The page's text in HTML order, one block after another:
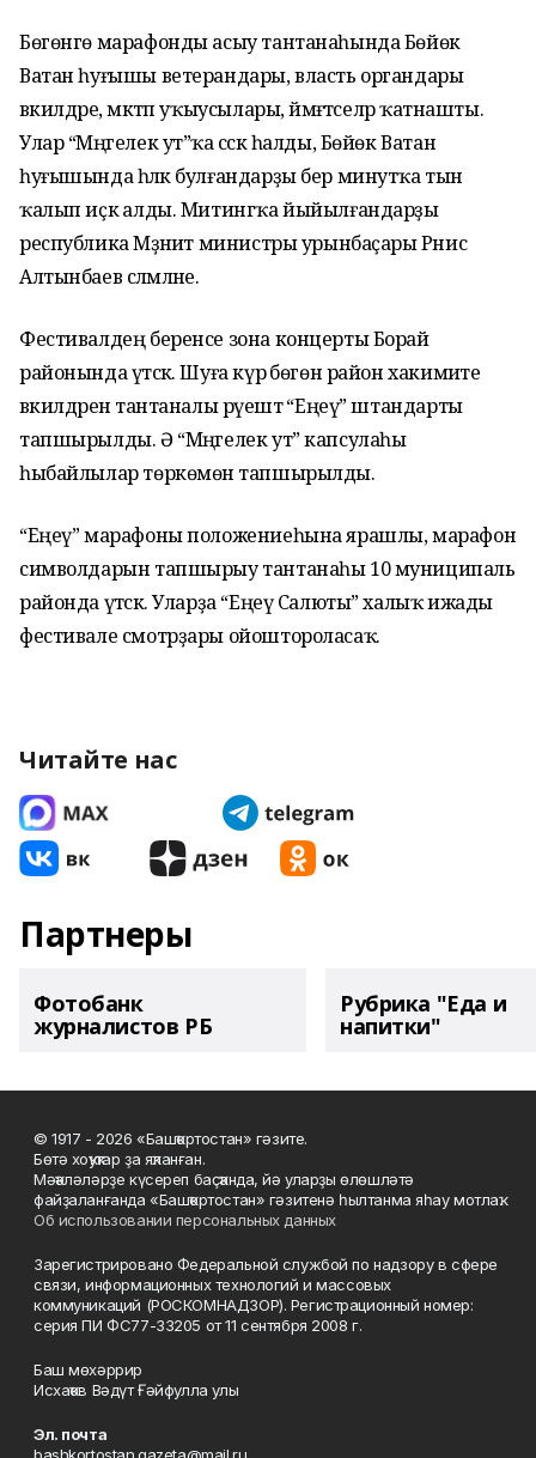
Бөгөнгө марафонды асыу тантанаһында Бөйөк
Ватан һуғышы ветерандары, власть органдары
вәкилдәре, мәктәп уҡыусылары, йәмәғәтселәр ҡатнашты.
Улар “Мәңгелек ут”ҡа сәскә һалды, Бөйөк Ватан
һуғышында һәләк булғандарҙы бер минутҡа тын
ҡалып иҫкә алды. Митингҡа йыйылғандарҙы
республика Мәҙәниәт министры урынбаҫары Рәнис
Алтынбаев сәләмләне.
Фестивалдең беренсе зона концерты Борай
районында үтәсәк. Шуға күрә бөгөн район хакимиәте
вәкилдәренә тантаналы рәүештә “Еңеү” штандарты
тапшырылды. Ә “Мәңгелек ут” капсулаһы
һыбайлылар төркөмөнә тапшырылды.
“Еңеү” марафоны положениеһына ярашлы, марафон
символдарын тапшырыу тантанаһы 10 муниципаль
районда үтәсәк. Уларҙа “Еңеү Салюты” халыҡ ижады
фестивале смотрҙары ойоштороласаҡ.
Читайте нас
Партнеры
Фотобанк
журналистов РБ
Рубрика "Еда и
напитки"
© 1917 - 2026 «Башҡортостан» гәзите.
Бөтә хоҡуҡтар ҙа яҡланған.
Мәҡәләләрҙе күсереп баҫҡанда, йә уларҙы өлөшләтә
файҙаланғанда «Башҡортостан» гәзитенә һылтанма яһау мотлаҡ.
Об использовании персональных данных
Зарегистрировано Федеральной службой по надзору в сфере
связи, информационных технологий и массовых
коммуникаций (РОСКОМНАДЗОР). Регистрационный номер:
серия ПИ ФС77-33205 от 11 сентября 2008 г.
Баш мөхәррир
Исхаҡов Вәдүт Ғәйфулла улы
Эл. почта